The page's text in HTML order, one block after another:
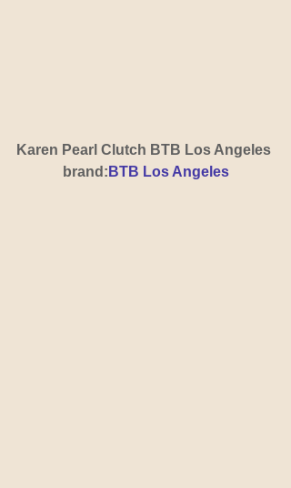
Karen Pearl Clutch BTB Los Angeles
brand: BTB Los Angeles